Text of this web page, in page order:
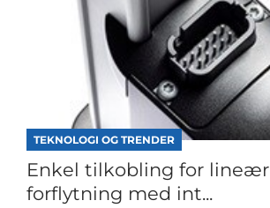
TEKNOLOGI OG TRENDER
Enkel tilkobling for lineær
forflytning med int...